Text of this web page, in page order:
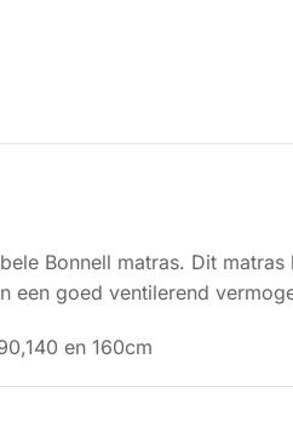
Bonnell matras. Dit
een goed ventilerend
en 160cm